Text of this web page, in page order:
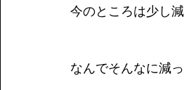
今のところは少し
なんでそんなに減